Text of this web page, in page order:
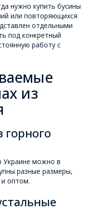
нужно купить бусины
или повторяющихся
отдельными
под конкретный
работу с
из
горного
Украине можно в
разные размеры,
оптом.